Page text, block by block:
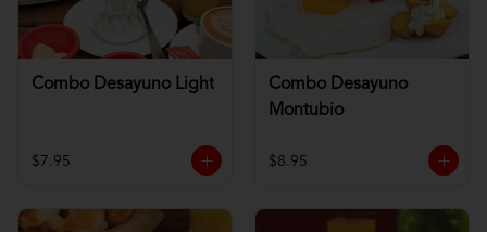
Combo Desayuno Light
$7.95
Combo Desayuno
Montubio
$8.95